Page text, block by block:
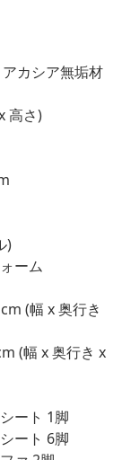
カシア無垢材
高さ)
)
ーム
(幅 x 奥行き
(幅 x 奥行き x
ート 1脚
ート 6脚